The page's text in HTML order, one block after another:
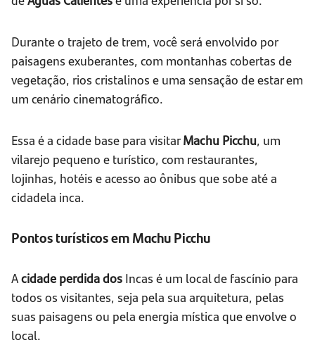
Durante o trajeto de trem, você será envolvido por
paisagens exuberantes, com montanhas cobertas de
vegetação, rios cristalinos e uma sensação de estar em
um cenário cinematográfico.
Essa é a cidade base para visitarMachu Picchu, um
vilarejo pequeno e turístico, com restaurantes,
lojinhas, hotéis e acesso ao ônibus que sobe até a
cidadela inca.
Pontos turísticos em Machu Picchu
Acidade perdida dos Incas é um local de fascínio para
todos os visitantes, seja pela sua arquitetura, pelas
suas paisagens ou pela energia mística que envolve o
local.